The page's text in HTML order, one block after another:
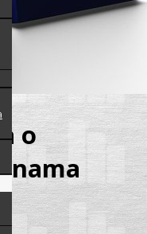
o